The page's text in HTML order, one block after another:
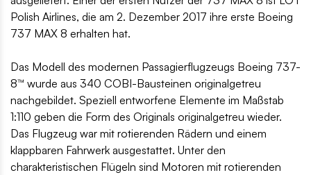
Polish Airlines, die am 2. Dezember 2017 ihre erste Boeing
737 MAX 8 erhalten hat.
Das Modell des modernen Passagierflugzeugs Boeing 737-
8™ wurde aus 340 COBI-Bausteinen originalgetreu
nachgebildet. Speziell entworfene Elemente im Maßstab
1:110 geben die Form des Originals originalgetreu wieder.
Das Flugzeug war mit rotierenden Rädern und einem
klappbaren Fahrwerk ausgestattet. Unter den
charakteristischen Flügeln sind Motoren mit rotierenden